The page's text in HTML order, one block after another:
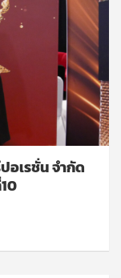
อเรชั่น จำกัด